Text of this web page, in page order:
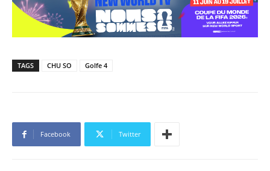
TAGS CHU SO Golfe 4
Facebook Twitter